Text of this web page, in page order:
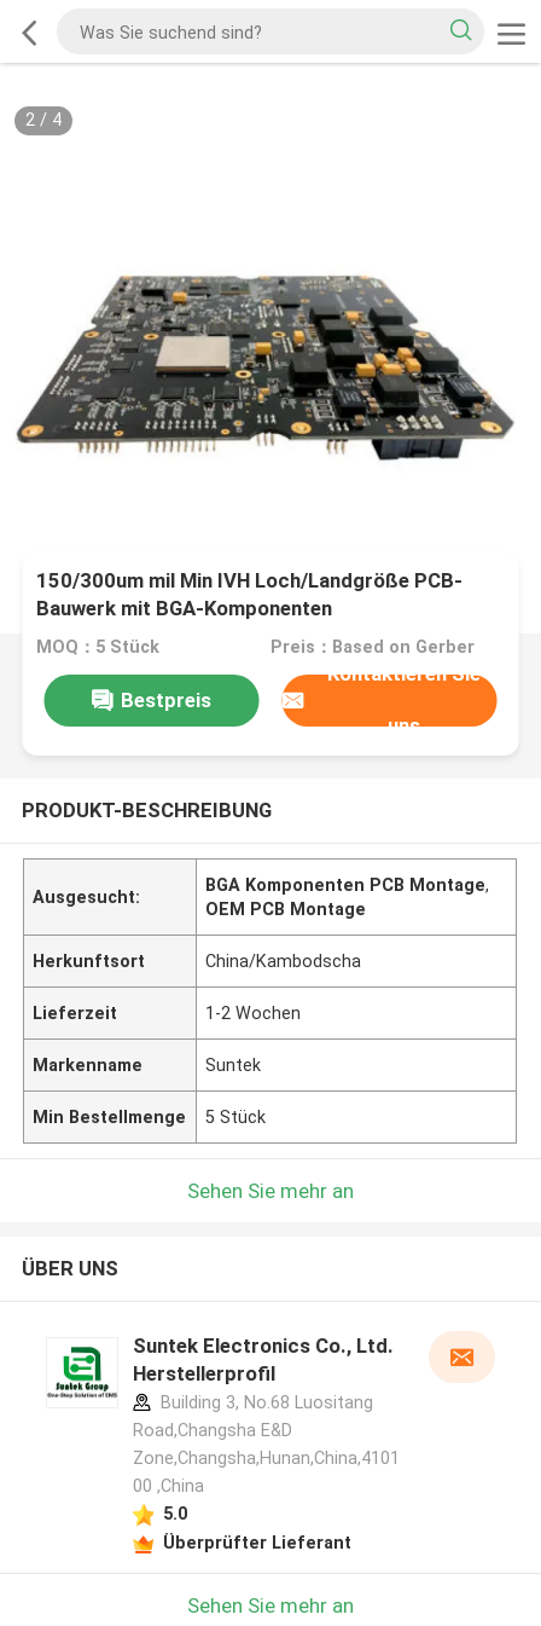
2/ 4
150/300um mil Min IVH Loch/Landgröße PCB-
Bauwerk mit BGA-Komponenten
MOQ：5 Stück Preis：Based on Gerber
Bestpreis
Kontaktieren Sie
uns
PRODUKT-BESCHREIBUNG
Ausgesucht:
BGA Komponenten PCB Montage,
OEM PCB Montage
Herkunftsort China/Kambodscha
Lieferzeit 1-2 Wochen
Markenname Suntek
Min Bestellmenge 5 Stück
Sehen Sie mehr an
ÜBER UNS
Suntek Electronics Co., Ltd.
Herstellerprofil
Building 3, No.68 Luositang
Road,Changsha E&D
Zone,Changsha,Hunan,China,4101
00 ,China
5.0
Überprüfter Lieferant
Sehen Sie mehr an